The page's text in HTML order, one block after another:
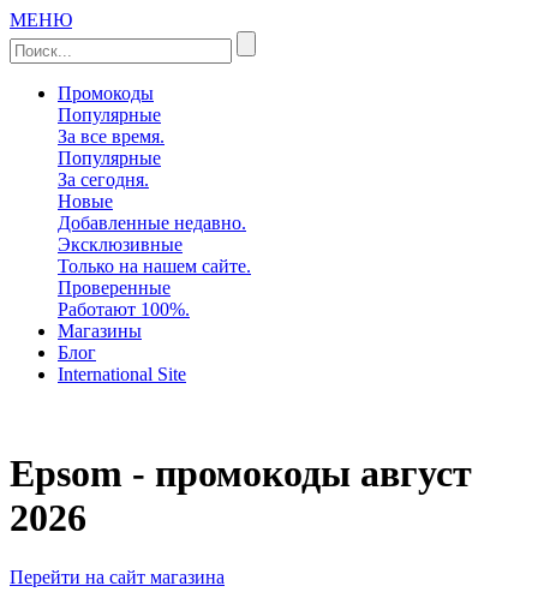
МЕНЮ
Промокоды
Популярные
За все время.
Популярные
За сегодня.
Новые
Добавленные недавно.
Эксклюзивные
Только на нашем сайте.
Проверенные
Работают 100%.
Магазины
Блог
International Site
Epsom - промокоды август
2026
Перейти на сайт магазина